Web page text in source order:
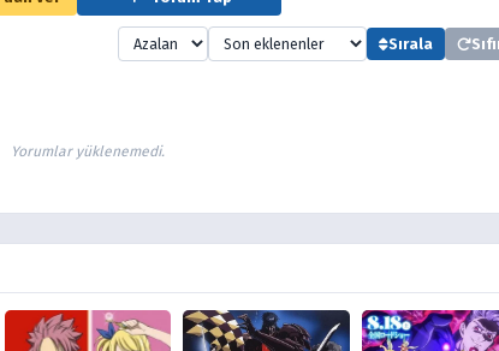
Sırala
Yorumlar yüklenemedi.